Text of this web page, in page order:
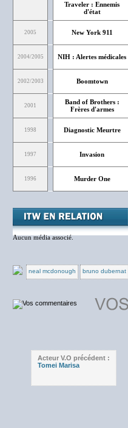
Traveler : Ennemis
d'état
2005
New York 911
2004/2005 NIH : Alertes médicales
2002/2003 Boomtown
2001
Band of Brothers :
Frères d'armes
1998 Diagnostic Meurtre
1997 Invasion
1996 Murder One
Aucun média associé.
neal mcdonough bruno dubernat
Acteur V.O précédent :
Tomei Marisa